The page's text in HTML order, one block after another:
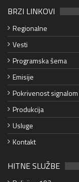
BRZI LINKOVI
Regionalne
Vesti
Programska šema
Emisije
Pokrivenost signalom
Produkcija
Usluge
Kontakt
HITNE SLUŽBE